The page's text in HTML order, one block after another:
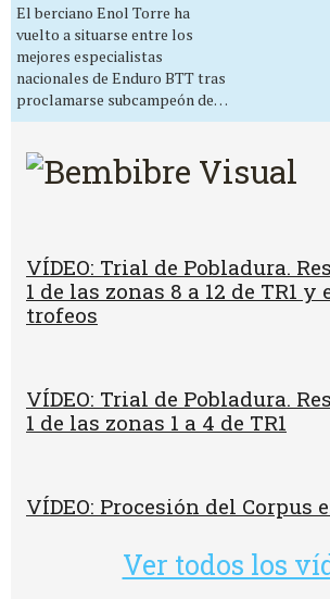
El berciano Enol Torre ha
vuelto a situarse entre los
mejores especialistas
nacionales de Enduro BTT tras
proclamarse subcampeón de…
VÍDEO: Trial de Pobladura.
1 de las zonas 8 a 12 de TR1 y
trofeos
VÍDEO: Trial de Pobladura.
1 de las zonas 1 a 4 de TR1
VÍDEO: Procesión del Corpus
Ver todos los